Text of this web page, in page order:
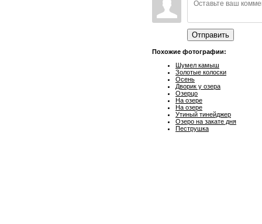
Отправить
Похожие фотографии:
Шумел камыш
Золотые колоски
Осень
Дворик у озера
Озерцо
На озере
На озере
Утиный тинейджер
Озеро на закате дня
Пеструшка